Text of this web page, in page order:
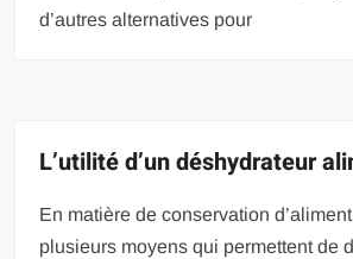
d’autres alternatives pour
L’utilité d’un déshydrateur
En matière de conservation
plusieurs moyens qui permettent de